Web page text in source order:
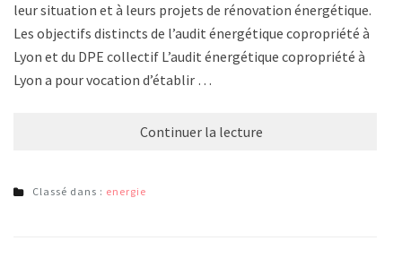
leur situation et à leurs projets de rénovation énergétique.
Les objectifs distincts de l’audit énergétique copropriété à
Lyon et du DPE collectif L’audit énergétique copropriété à
Lyon a pour vocation d’établir …
Continuer la lecture
Classé dans : energie